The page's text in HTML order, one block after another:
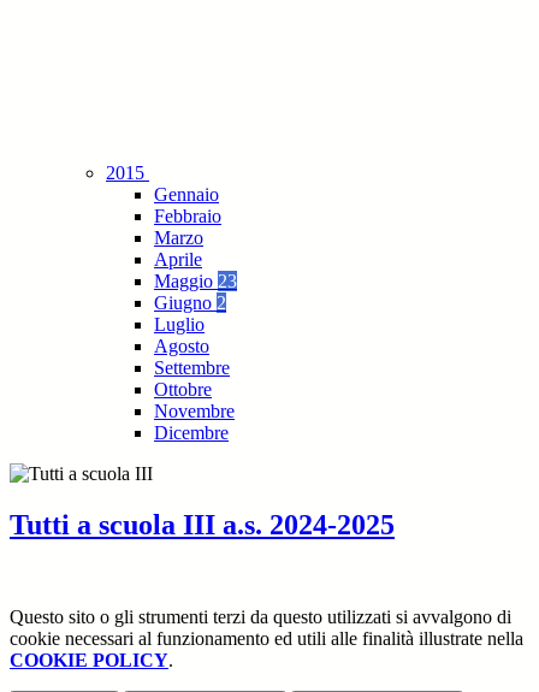
2015
Gennaio
Febbraio
Marzo
Aprile
Maggio 23
Giugno 2
Luglio
Agosto
Settembre
Ottobre
Novembre
Dicembre
Tutti a scuola III a.s. 2024-2025
Questo sito o gli strumenti terzi da questo utilizzati si avvalgono di
cookie necessari al funzionamento ed utili alle finalità illustrate nella
COOKIE POLICY.